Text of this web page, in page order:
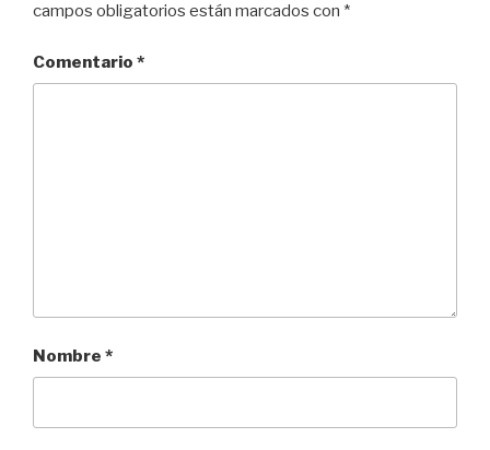
campos obligatorios están marcados con *
Comentario *
Nombre *